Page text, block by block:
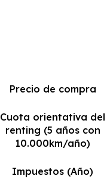
Precio de compra
Cuota orientativa del
renting (5 años con
10.000km/año)
Impuestos (Año)